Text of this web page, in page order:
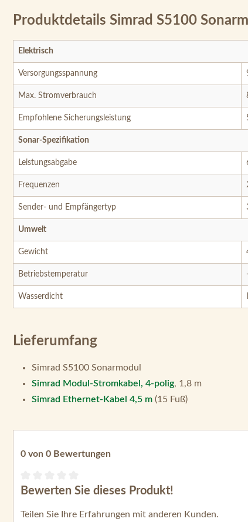
Produktdetails Simrad S5100
Elektrisch
Versorgungsspannung
Max. Stromverbrauch
Empfohlene Sicherungsleistung
Sonar-Spezifikation
Leistungsabgabe
Frequenzen
Sender- und Empfängertyp
Umwelt
Gewicht
Betriebstemperatur
Wasserdicht
Lieferumfang
Simrad S5100 Sonarmodul
Simrad Modul-Stromkabel, 4-polig, 1,8 m
Simrad Ethernet-Kabel 4,5 m (15 Fuß)
0 von 0 Bewertungen
Durchschnittliche Bewertung von 0 von 5 Sternen
Bewerten Sie dieses Produkt!
Teilen Sie Ihre Erfahrungen mit anderen Kunden.